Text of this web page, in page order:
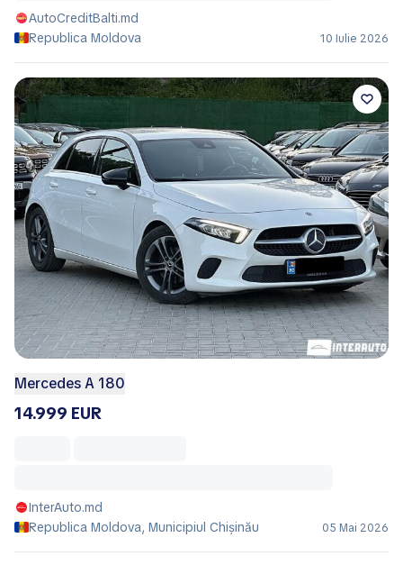
AutoCreditBalti.md
Republica Moldova
10 Iulie 2026
Mercedes A 180
14.999 EUR
InterAuto.md
Republica Moldova, Municipiul Chișinău
05 Mai 2026